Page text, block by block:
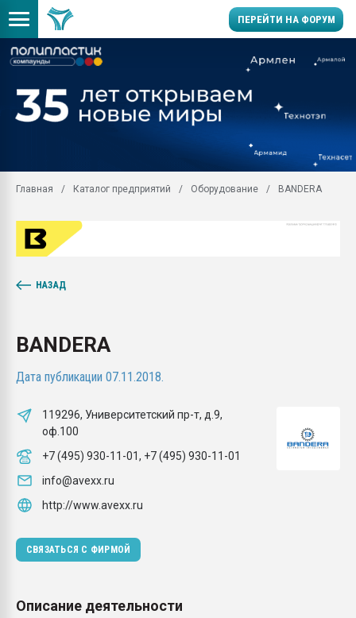
ПЕРЕЙТИ НА ФОРУМ
первый план в
пластмасс
ситуацией на
бутылок
Материал
Главная Каталог предприятий Оборудование BANDERA
НАЗАД
BANDERA
Дата публикации 07.11.2018.
119296, Университетский пр-т, д.9,
оф.100
+7 (495) 930-11-01, +7 (495) 930-11-01
info@avexx.ru
http://www.avexx.ru
СВЯЗАТЬСЯ С ФИРМОЙ
Описание деятельности